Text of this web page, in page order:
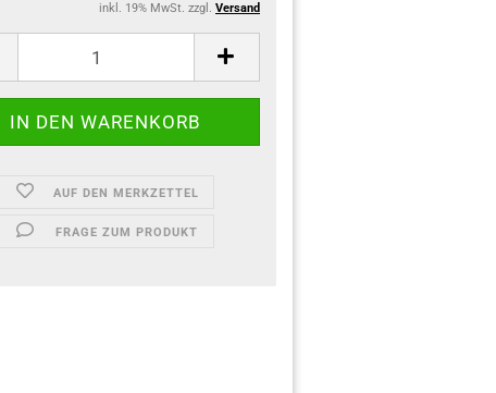
inkl. 19% MwSt. zzgl. Versand
AUF DEN MERKZETTEL
FRAGE ZUM PRODUKT